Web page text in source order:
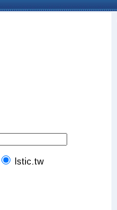
lstic.tw